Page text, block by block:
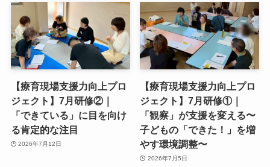
【療育現場支援力向上プロ
ジェクト】7月研修②｜
「できている」に目を向け
る肯定的な注目
2026年7月12日
【療育現場支援力向上プロ
ジェクト】7月研修①｜
「観察」が支援を変える〜
子どもの「できた！」を増
やす環境調整〜
2026年7月5日